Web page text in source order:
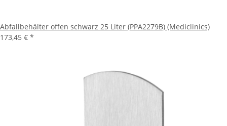
Abfallbehälter offen schwarz 25 Liter (PPA2279B) (Mediclinics)
173,45 € *